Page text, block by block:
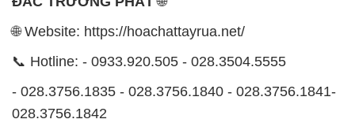
🌐 Website: https://hoachattayrua.net/
📞 Hotline: - 0933.920.505 - 028.3504.5555
- 028.3756.1835 - 028.3756.1840 - 028.3756.1841-
028.3756.1842